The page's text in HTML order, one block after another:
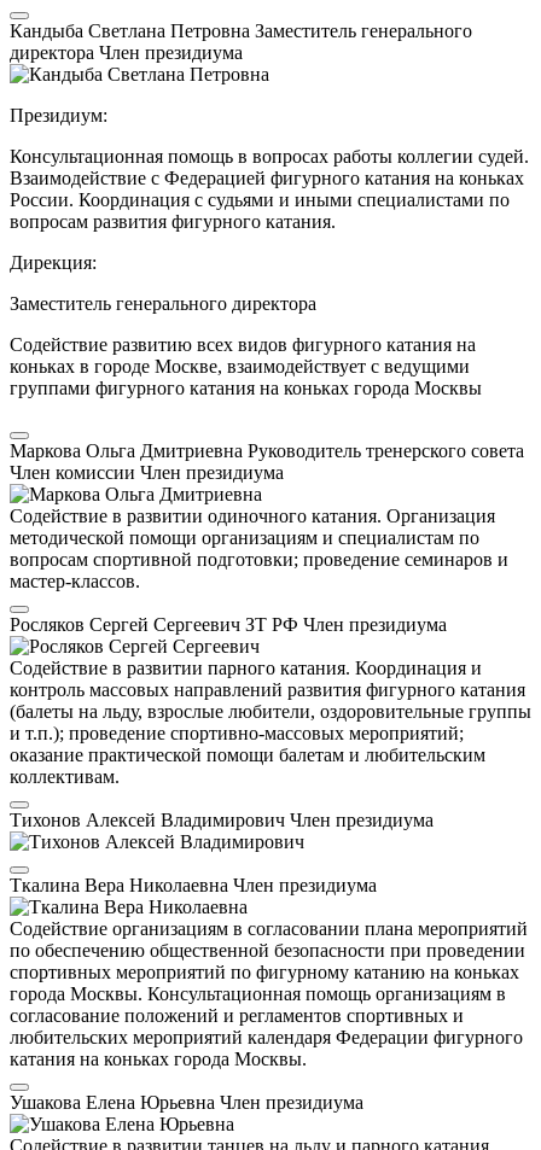
Кандыба Светлана Петровна Заместитель генерального
директора Член президиума
Президиум:
Консультационная помощь в вопросах работы коллегии судей.
Взаимодействие с Федерацией фигурного катания на коньках
России. Координация с судьями и иными специалистами по
вопросам развития фигурного катания.
Дирекция:
Заместитель генерального директора
Содействие развитию всех видов фигурного катания на
коньках в городе Москве, взаимодействует с ведущими
группами фигурного катания на коньках города Москвы
Маркова Ольга Дмитриевна Руководитель тренерского совета
Член комиссии Член президиума
Содействие в развитии одиночного катания. Организация
методической помощи организациям и специалистам по
вопросам спортивной подготовки; проведение семинаров и
мастер-классов.
Росляков Сергей Сергеевич ЗТ РФ Член президиума
Содействие в развитии парного катания. Координация и
контроль массовых направлений развития фигурного катания
(балеты на льду, взрослые любители, оздоровительные группы
и т.п.); проведение спортивно-массовых мероприятий;
оказание практической помощи балетам и любительским
коллективам.
Тихонов Алексей Владимирович Член президиума
Ткалина Вера Николаевна Член президиума
Содействие организациям в согласовании плана мероприятий
по обеспечению общественной безопасности при проведении
спортивных мероприятий по фигурному катанию на коньках
города Москвы. Консультационная помощь организациям в
согласование положений и регламентов спортивных и
любительских мероприятий календаря Федерации фигурного
катания на коньках города Москвы.
Ушакова Елена Юрьевна Член президиума